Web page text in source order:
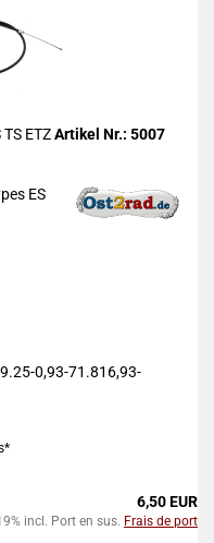
ETZArtikel Nr.: 5007
ES
0,93-71.816,93-
6,50 EUR
incl. Port en sus. Frais de port